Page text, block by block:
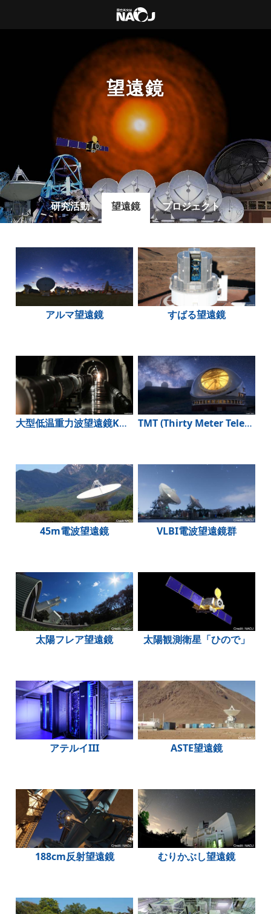
望遠鏡
研究活動 望遠鏡 プロジェクト
アルマ望遠鏡 すばる望遠鏡
大型低温重力波望遠鏡KAGRA TMT (Thirty Meter Telescope)
45m電波望遠鏡 VLBI電波望遠鏡群
太陽フレア望遠鏡 太陽観測衛星「ひので」
アテルイIII ASTE望遠鏡
188cm反射望遠鏡 むりかぶし望遠鏡